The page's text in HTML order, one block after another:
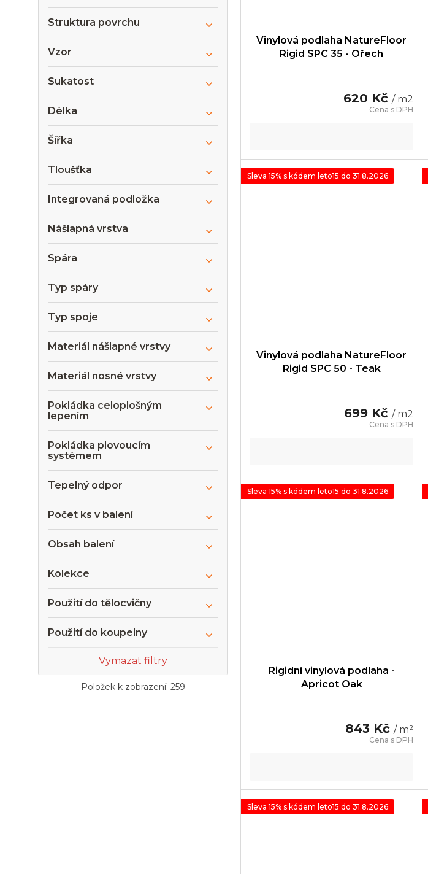
Struktura povrchu
Vzor
Sukatost
Délka
Šířka
Tloušťka
Integrovaná podložka
Nášlapná vrstva
Spára
Typ spáry
Typ spoje
Materiál nášlapné vrstvy
Materiál nosné vrstvy
Pokládka celoplošným
lepením
Pokládka plovoucím
systémem
Tepelný odpor
Počet ks v balení
Obsah balení
Kolekce
Použití do tělocvičny
Použití do koupelny
Vymazat filtry
Položek k zobrazení: 259
Vinylová podlaha NatureFloor
Rigid SPC 35 - Ořech
620 Kč/ m2
Sleva 15% s kódem leto15 do 31.8.2026
Vinylová podlaha NatureFloor
Rigid SPC 50 - Teak
699 Kč/ m2
Sleva 15% s kódem leto15 do 31.8.2026
Rigidní vinylová podlaha -
Apricot Oak
843 Kč/ m²
Sleva 15% s kódem leto15 do 31.8.2026